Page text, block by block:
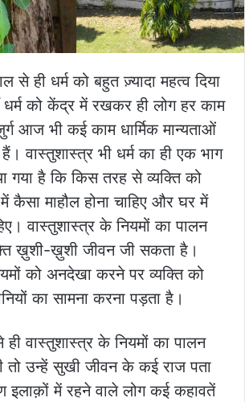
से ही धर्म को बहुत ज़्यादा महत्व दिया
धर्म को केंद्र में रखकर ही लोग हर काम
आज भी कई काम धार्मिक मान्यताओं
वास्तुशास्त्र भी धर्म का ही एक भाग
गया है कि किस तरह से व्यक्ति को
कैसा माहौल होना चाहिए और घर में
वास्तुशास्त्र के नियमों का पालन
ख़ुशी-ख़ुशी जीवन जी सकता है।
को अनदेखा करने पर व्यक्ति को
का सामना करना पड़ता है।
ही वास्तुशास्त्र के नियमों का पालन
उन्हें सुखी जीवन के कई राज पता
इलाक़ों में रहने वाले लोग कई कहावतें